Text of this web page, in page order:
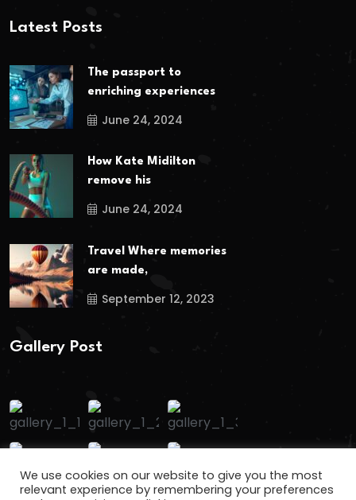
Latest Posts
The passport to
enriching experiences
June 24, 2024
How Kate Midilton
remove his
June 24, 2024
Travel Where memories
are made,
September 12, 2023
Gallery Post
We use cookies on our website to give you the most
relevant experience by remembering your preferences